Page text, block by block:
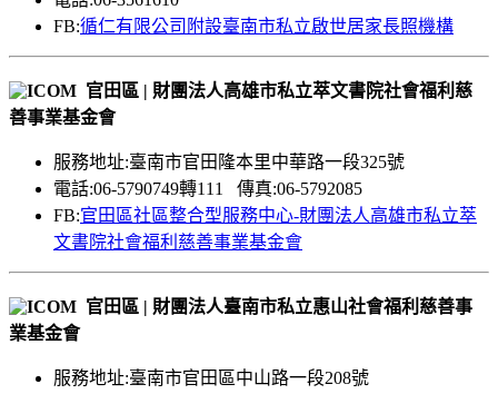
FB:循仁有限公司附設臺南市私立啟世居家長照機構
官田區 | 財團法人高雄市私立萃文書院社會福利慈
善事業基金會
服務地址:臺南市官田隆本里中華路一段325號
電話:06-5790749轉111 傳真:06-5792085
FB:官田區社區整合型服務中心-財團法人高雄市私立萃
文書院社會福利慈善事業基金會
官田區 | 財團法人臺南市私立惠山社會福利慈善事
業基金會
服務地址:臺南市官田區中山路一段208號